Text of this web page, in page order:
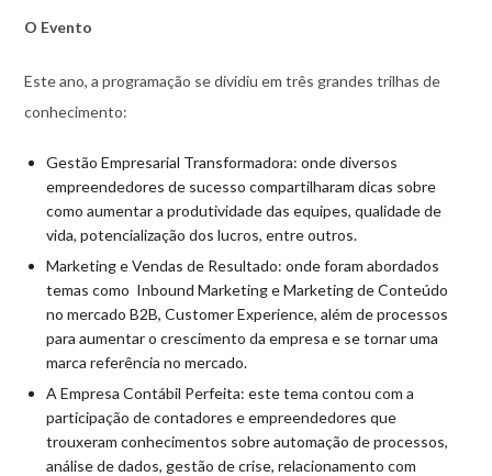
O Evento
Este ano, a programação se dividiu em três grandes trilhas de
conhecimento:
Gestão Empresarial Transformadora: onde diversos
empreendedores de sucesso compartilharam dicas sobre
como aumentar a produtividade das equipes, qualidade de
vida, potencialização dos lucros, entre outros.
Marketing e Vendas de Resultado: onde foram abordados
temas como Inbound Marketing e Marketing de Conteúdo
no mercado B2B, Customer Experience, além de processos
para aumentar o crescimento da empresa e se tornar uma
marca referência no mercado.
A Empresa Contábil Perfeita: este tema contou com a
participação de contadores e empreendedores que
trouxeram conhecimentos sobre automação de processos,
análise de dados, gestão de crise, relacionamento com